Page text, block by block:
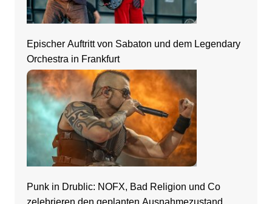
Epischer Auftritt von Sabaton und dem Legendary
Orchestra in Frankfurt
Punk in Drublic: NOFX, Bad Religion und Co
zelebrieren den geplanten Ausnahmezustand